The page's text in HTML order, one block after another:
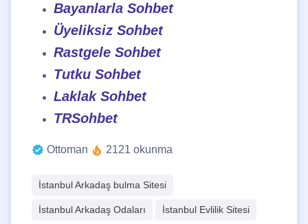
Bayanlarla Sohbet
Üyeliksiz Sohbet
Rastgele Sohbet
Tutku Sohbet
Laklak Sohbet
TRSohbet
Ottoman 2121 okunma
İstanbul Arkadaş bulma Sitesi
İstanbul Arkadaş Odaları İstanbul Evlilik Sitesi